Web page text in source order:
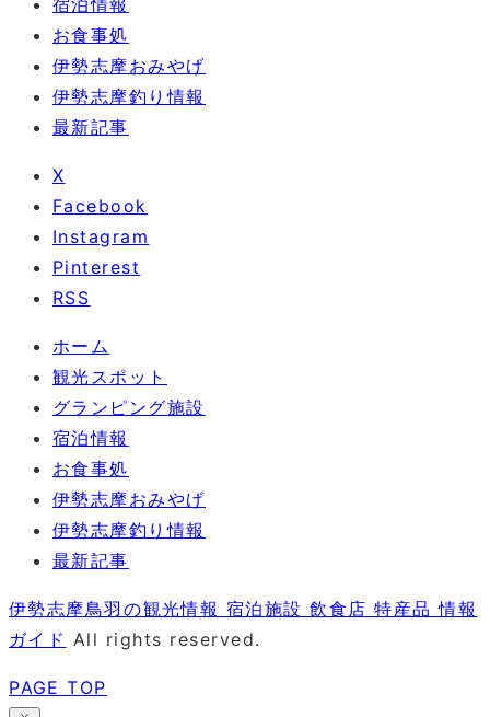
宿泊情報
お食事処
伊勢志摩おみやげ
伊勢志摩釣り情報
最新記事
X
Facebook
Instagram
Pinterest
RSS
ホーム
観光スポット
グランピング施設
宿泊情報
お食事処
伊勢志摩おみやげ
伊勢志摩釣り情報
最新記事
伊勢志摩鳥羽の観光情報 宿泊施設 飲食店 特産品 情報
ガイド All rights reserved.
PAGE TOP